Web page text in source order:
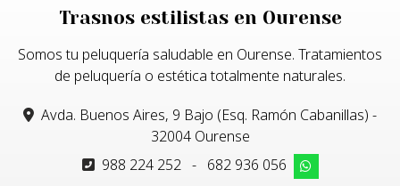
Trasnos estilistas en Ourense
Somos tu peluquería saludable en Ourense. Tratamientos
de peluquería o estética totalmente naturales.
Avda. Buenos Aires, 9 Bajo (Esq. Ramón Cabanillas) -
32004 Ourense
988 224 252 - 682 936 056